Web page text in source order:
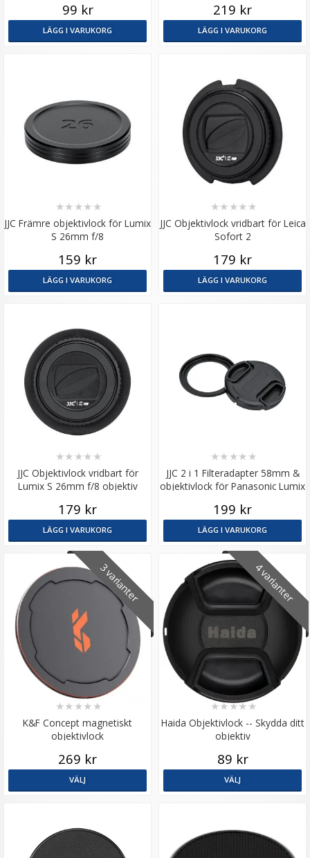
99 kr
LÄGG I VARUKORG
219 kr
LÄGG I VARUKORG
JJC Främre objektivlock för Lumix
S 26mm f/8
★★ ★★ ★
159 kr
LÄGG I VARUKORG
JJC Objektivlock vridbart för Leica
Sofort 2
★★ ★★ ★
179 kr
LÄGG I VARUKORG
JJC Objektivlock vridbart för
Lumix S 26mm f/8 objektiv
★★ ★★ ★
179 kr
LÄGG I VARUKORG
JJC 2 i 1 Filteradapter 58mm &
objektivlock för Panasonic Lumix
★★ ★★ ★
199 kr
LÄGG I VARUKORG
3 varianter
K&F Concept magnetiskt
objektivlock
★★ ★★ ★
269 kr
VÄLJ
4 varianter
Haida Objektivlock -- Skydda ditt
objektiv
★★★★★
89 kr
VÄLJ